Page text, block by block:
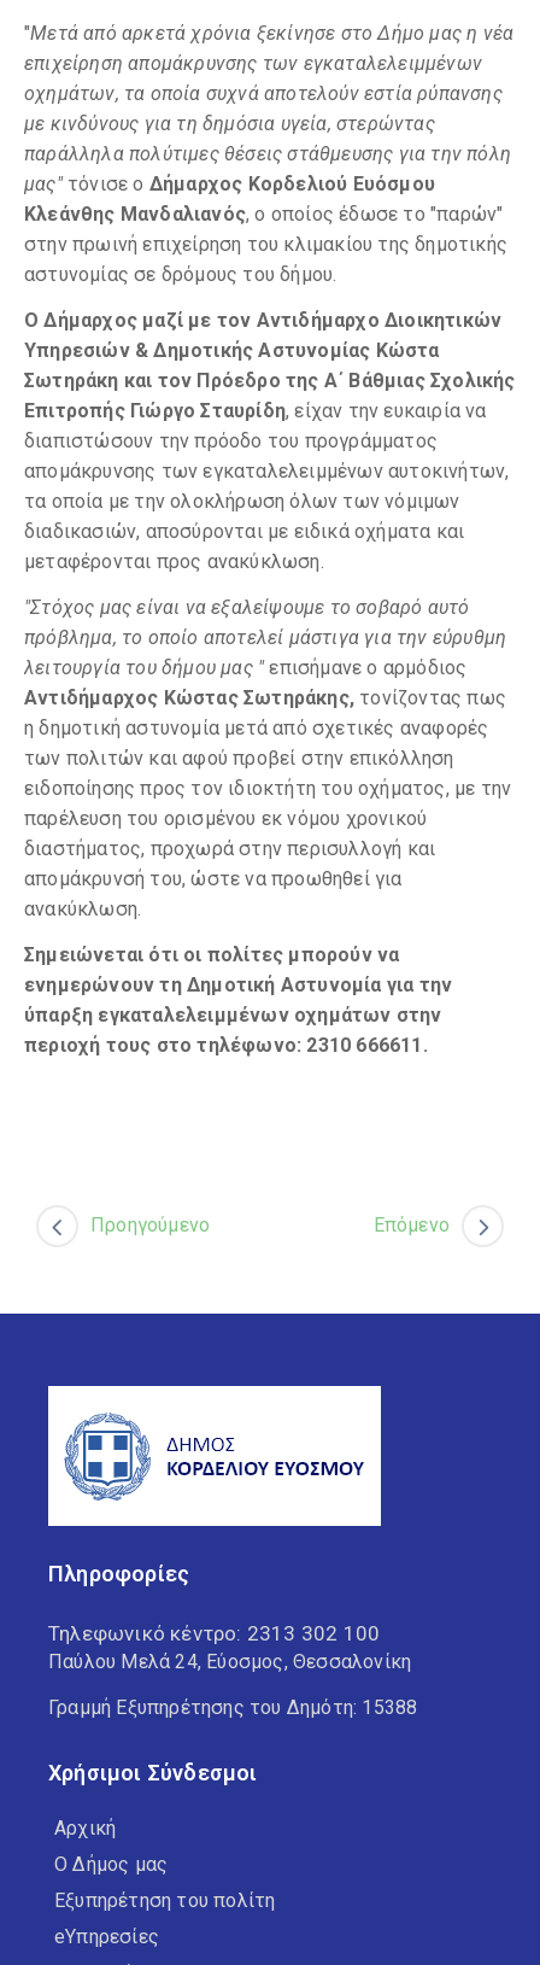
"Μετά από αρκετά χρόνια ξεκίνησε στο Δήμο μας η νέα
επιχείρηση απομάκρυνσης των εγκαταλελειμμένων
οχημάτων, τα οποία συχνά αποτελούν εστία ρύπανσης
με κινδύνους για τη δημόσια υγεία, στερώντας
παράλληλα πολύτιμες θέσεις στάθμευσης για την πόλη
μας" τόνισε ο Δήμαρχος Κορδελιού Ευόσμου
Κλεάνθης Μανδαλιανός, ο οποίος έδωσε το "παρών"
στην πρωινή επιχείρηση του κλιμακίου της δημοτικής
αστυνομίας σε δρόμους του δήμου.
Ο Δήμαρχος μαζί με τον Αντιδήμαρχο Διοικητικών
Υπηρεσιών & Δημοτικής Αστυνομίας Κώστα
Σωτηράκη και τον Πρόεδρο της Α΄ Βάθμιας Σχολικής
Επιτροπής Γιώργο Σταυρίδη, είχαν την ευκαιρία να
διαπιστώσουν την πρόοδο του προγράμματος
απομάκρυνσης των εγκαταλελειμμένων αυτοκινήτων,
τα οποία με την ολοκλήρωση όλων των νόμιμων
διαδικασιών, αποσύρονται με ειδικά οχήματα και
μεταφέρονται προς ανακύκλωση.
"Στόχος μας είναι να εξαλείψουμε το σοβαρό αυτό
πρόβλημα, το οποίο αποτελεί μάστιγα για την εύρυθμη
λειτουργία του δήμου μας "επισήμανε ο αρμόδιος
Αντιδήμαρχος Κώστας Σωτηράκης, τονίζοντας πως
η δημοτική αστυνομία μετά από σχετικές αναφορές
των πολιτών και αφού προβεί στην επικόλληση
ειδοποίησης προς τον ιδιοκτήτη του οχήματος, με την
παρέλευση του ορισμένου εκ νόμου χρονικού
διαστήματος, προχωρά στην περισυλλογή και
απομάκρυνσή του, ώστε να προωθηθεί για
ανακύκλωση.
Σημειώνεται ότι οι πολίτες μπορούν να
ενημερώνουν τη Δημοτική Αστυνομία για την
ύπαρξη εγκαταλελειμμένων οχημάτων στην
περιοχή τους στο τηλέφωνο: 2310 666611.
Προηγούμενο Επόμενο
Πληροφορίες
Τηλεφωνικό κέντρο: 2313 302 100
Παύλου Μελά 24, Εύοσμος, Θεσσαλονίκη
Γραμμή Εξυπηρέτησης του Δημότη: 15388
Χρήσιμοι Σύνδεσμοι
Αρχική
Ο Δήμος μας
Εξυπηρέτηση του πολίτη
eΥπηρεσίες